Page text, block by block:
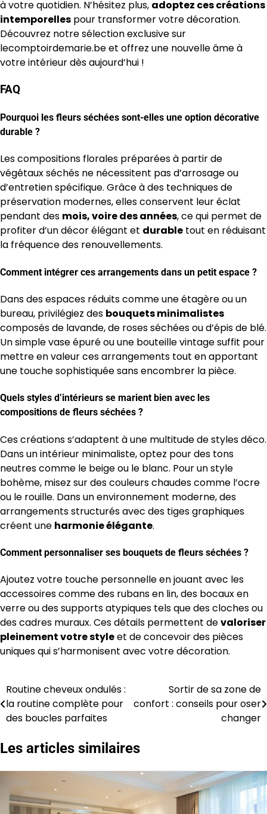
à votre quotidien. N’hésitez plus, adoptez ces créations
intemporelles pour transformer votre décoration.
Découvrez notre sélection exclusive sur
lecomptoirdemarie.be et offrez une nouvelle âme à
votre intérieur dès aujourd’hui !
FAQ
Pourquoi les fleurs séchées sont-elles une option décorative
durable ?
Les compositions florales préparées à partir de
végétaux séchés ne nécessitent pas d’arrosage ou
d’entretien spécifique. Grâce à des techniques de
préservation modernes, elles conservent leur éclat
pendant des mois, voire des années, ce qui permet de
profiter d’un décor élégant et durable tout en réduisant
la fréquence des renouvellements.
Comment intégrer ces arrangements dans un petit espace ?
Dans des espaces réduits comme une étagère ou un
bureau, privilégiez des bouquets minimalistes
composés de lavande, de roses séchées ou d’épis de blé.
Un simple vase épuré ou une bouteille vintage suffit pour
mettre en valeur ces arrangements tout en apportant
une touche sophistiquée sans encombrer la pièce.
Quels styles d’intérieurs se marient bien avec les
compositions de fleurs séchées ?
Ces créations s’adaptent à une multitude de styles déco.
Dans un intérieur minimaliste, optez pour des tons
neutres comme le beige ou le blanc. Pour un style
bohème, misez sur des couleurs chaudes comme l’ocre
ou le rouille. Dans un environnement moderne, des
arrangements structurés avec des tiges graphiques
créent une harmonie élégante.
Comment personnaliser ses bouquets de fleurs séchées ?
Ajoutez votre touche personnelle en jouant avec les
accessoires comme des rubans en lin, des bocaux en
verre ou des supports atypiques tels que des cloches ou
des cadres muraux. Ces détails permettent devaloriser
pleinement votre styleet de concevoir des pièces
uniques qui s’harmonisent avec votre décoration.
Navigation
de
Routine cheveux ondulés :
la routine complète pour
des boucles parfaites
Sortir de sa zone de
confort : conseils pour oser
changer
Les articles similaires